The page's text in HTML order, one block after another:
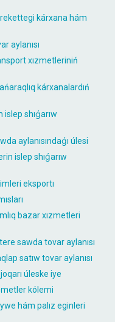
kárxana hám
aylanısı
xızmetleriniń
kárxanalardıń
shıǵarıw
aylanısındaǵı úlesi
islep shıǵarıw
eksportı
bazar xızmetleri
sawda tovar aylanısı
satıw tovar aylanısı
úleske iye
kólemi
hám palız eginleri